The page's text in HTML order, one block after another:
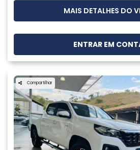
MAIS DETALHES DO
ENTRAR EM
Compartilhar